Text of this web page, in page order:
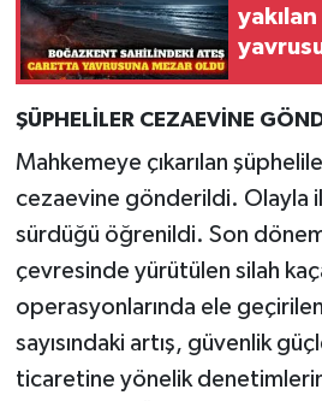
ŞÜPHELİLER CEZAEVİNE
Mahkemeye çıkarılan
cezaevine gönderildi. Olayla
sürdüğü öğrenildi. Son
çevresinde yürütülen silah
operasyonlarında ele
sayısındaki artış, güvenlik
ticaretine yönelik denetimlerini